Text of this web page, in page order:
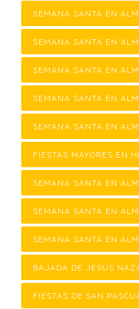
SEMANA SANTA EN
SEMANA SANTA EN
SEMANA SANTA EN
SEMANA SANTA EN
SEMANA SANTA EN
FIESTAS MAYORES EN
SEMANA SANTA EN
SEMANA SANTA EN
SEMANA SANTA EN
BAJADA DE JESÚS
FIESTAS DE SAN